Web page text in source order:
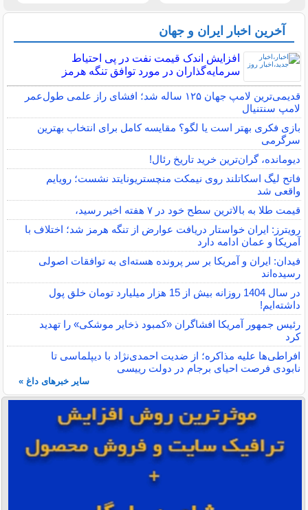
آخرین اخبار ایران و جهان
افزایش اندک قیمت نفت در پی احتیاط
سرمایه‌گذاران در مورد توافق تنگه هرمز
قدیمی‌ترین لامپ جهان ۱۲۵ ساله شد؛ افشای راز علمی طول‌عمر
لامپ سنتنیال
بازی فکری بهتر است یا لگو؟ مقایسه کامل برای انتخاب بهترین
سرگرمی
دیومانده، گران‌ترین خرید تاریخ رئال!
فاتح لیگ اسکاتلند روی نیمکت منچستریونایتد نشست؛ رویایم
واقعی شد
قیمت طلا به بالاترین سطح خود در ۷ هفته اخیر رسید،
رویترز: ایران خواستار دریافت عوارض از تنگه هرمز شد؛ اختلاف با
آمریکا و عمان ادامه دارد
فیدان: ایران و آمریکا بر سر پرونده هسته‌ای به توافقات اصولی
رسیده‌اند
در سال 1404 روزانه بیش از 15 هزار میلیارد تومان خلق پول
داشته‌ایم!
رئیس جمهور آمریکا افشاگران «کمبود ذخایر موشکی» را تهدید
کرد
افراطی‌ها علیه مذاکره؛ از ضدیت احمدی‌نژاد با دیپلماسی تا
نابودی فرصت احیای برجام در دولت رییسی
سایر خبرهای داغ »